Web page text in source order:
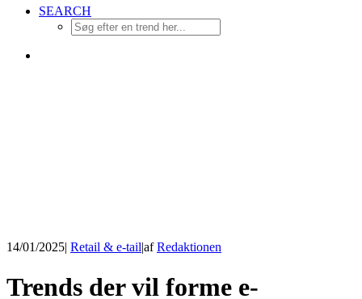
SEARCH
14/01/2025| Retail & e-tail|afRedaktionen
Trends der vil forme e-